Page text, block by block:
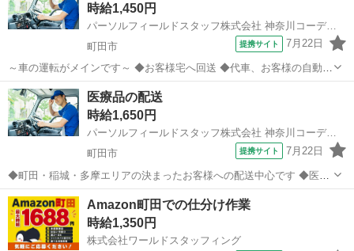
時給1,450円
パーソルフィールドスタッフ株式会社 神奈川コーディネートセンター
町田市
提携サイト 7月22日
～車の運転がメインです～ ◆お客様宅へ回送 ◆代車、お客様の自動車
を運転 ◆洗車機の操作 ◆洗車後のふき上げと車内清掃 ◆※車種：軽
自動車～ミニバン ◆車が好きなあなたにピッタリ◎ ◆ひとりで外回り
♪ ◆車の回送がメイ...
東京 町田市 配送
医療品の配送
時給1,650円
パーソルフィールドスタッフ株式会社 神奈川コーディネートセンター
町田市
提携サイト 7月22日
◆町田・稲城・多摩エリアの決まったお客様への配送中心です ◆医療
機関へ医療品を配送 ◆荷物の積込み・納品作業 ◆ハンディ端末で受領
確認 ◆帰社後の伝票照合・報告業務 ◆AT限定OK！配送未経験でも
OJT研修ありで安心...
東京 町田市
Amazon町田での仕分け作業
時給1,350円
株式会社ワールドスタッフィング